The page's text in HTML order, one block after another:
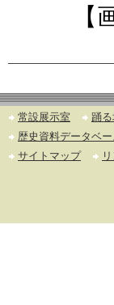
常設展示室 踊
歴史資料データベー
サイトマップ